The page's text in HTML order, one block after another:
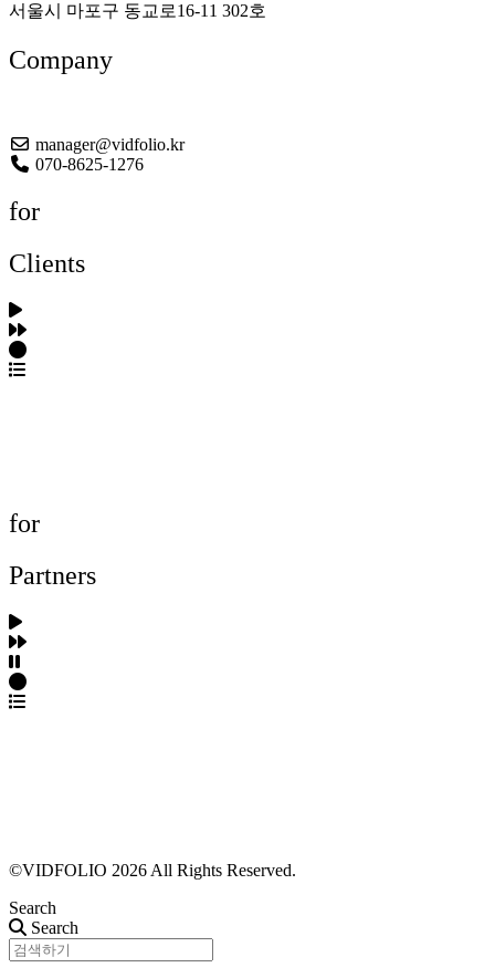
서울시 마포구 동교로16-11 302호
Company
manager@vidfolio.kr
070-8625-1276
for
Clients
for
Partners
©VIDFOLIO 2026 All Rights Reserved.
Search
Search